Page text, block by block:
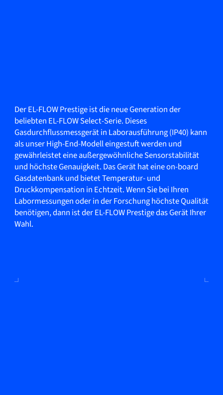
Der EL-FLOW Prestige ist die neue Generation der
beliebten EL-FLOW Select-Serie. Dieses
Gasdurchflussmessgerät in Laborausführung (IP40) kann
als unser High-End-Modell eingestuft werden und
gewährleistet eine außergewöhnliche Sensorstabilität
und höchste Genauigkeit. Das Gerät hat eine on-board
Gasdatenbank und bietet Temperatur- und
Druckkompensation in Echtzeit. Wenn Sie bei Ihren
Labormessungen oder in der Forschung höchste Qualität
benötigen, dann ist der EL-FLOW Prestige das Gerät Ihrer
Wahl.